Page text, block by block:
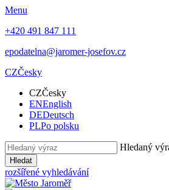
Menu
+420 491 847 111
epodatelna@jaromer-josefov.cz
CZČesky
CZČesky
ENEnglish
DEDeutsch
PLPo polsku
Hledaný
Hledat
rozšířené vyhledávání